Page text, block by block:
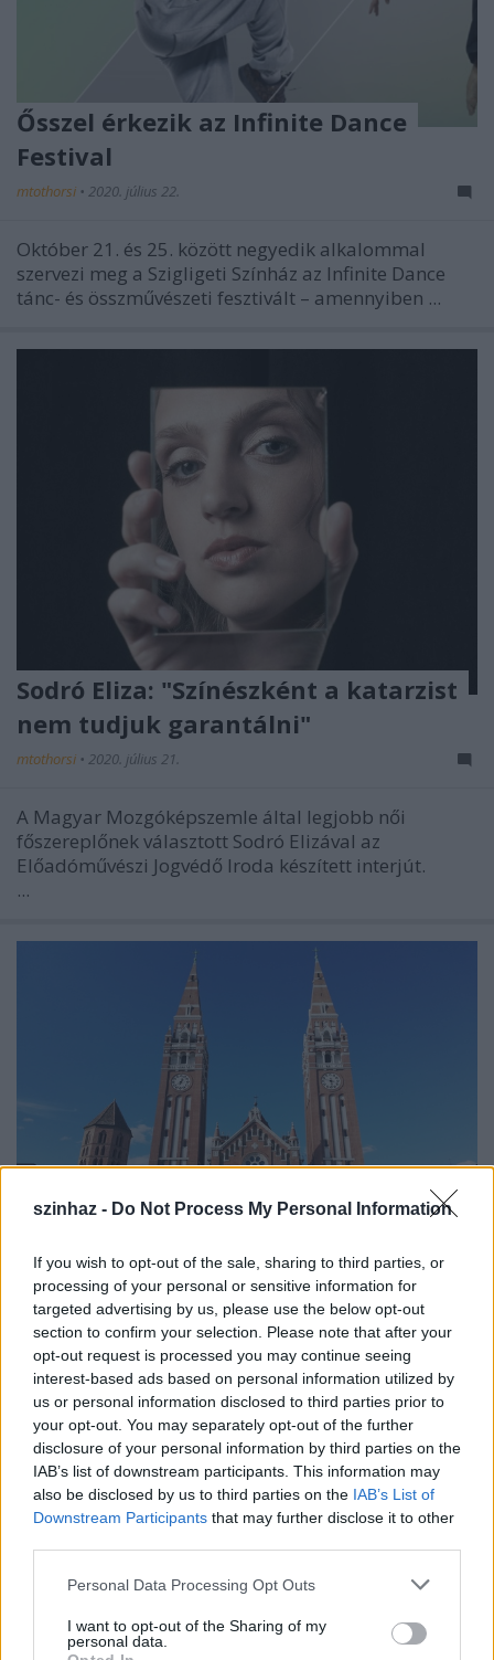
szinhaz - Do Not Process My Personal Information
If you wish to opt-out of the sale, sharing to third parties, or
processing of your personal or sensitive information for
targeted advertising by us, please use the below opt-out
section to confirm your selection. Please note that after your
opt-out request is processed you may continue seeing
interest-based ads based on personal information utilized by
us or personal information disclosed to third parties prior to
your opt-out. You may separately opt-out of the further
disclosure of your personal information by third parties on the
IAB’s list of downstream participants. This information may
also be disclosed by us to third parties on the IAB’s List of
Downstream Participants that may further disclose it to other
Please note that this website/app uses one or more Google
not limited to your visit or usage behaviour. You may click to
grant or deny consent to Google and its third-party tags to
Personal Data Processing Opt Outs
I want to opt-out of the Sharing of my
personal data.
Ősszel érkezik az Infinite Dance
Festival
mtothorsi • 2020. július 22.
Október 21. és 25. között negyedik alkalommal
szervezi meg a Szigligeti Színház az Infinite Dance
tánc- és összművészeti fesztivált – amennyiben ...
Sodró Eliza: "Színészként a katarzist
nem tudjuk garantálni"
mtothorsi • 2020. július 21.
A Magyar Mozgóképszemle által legjobb női
főszereplőnek választott Sodró Elizával az
Előadóművészi Jogvédő Iroda készített interjút.
...
Épül a Dóm téri szabadtéri színpad
mtothorsi•2020. július 16.
Megkezdődött a Szegedi Szabadtéri Játékok Dóm
téri játszóhelyének építése. A fesztivál ikonikus
helyszínének számító téren elsőként ...